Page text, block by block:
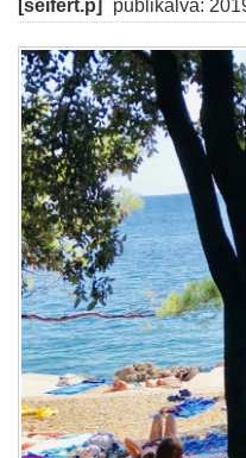
[seifert.p] publikálva: